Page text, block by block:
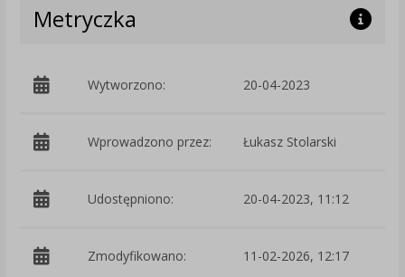
Metryczka
Wytworzono: 20-04-2023
Wprowadzono przez: Łukasz Stolarski
Udostępniono: 20-04-2023, 11:12
Zmodyfikowano: 11-02-2026, 12:17